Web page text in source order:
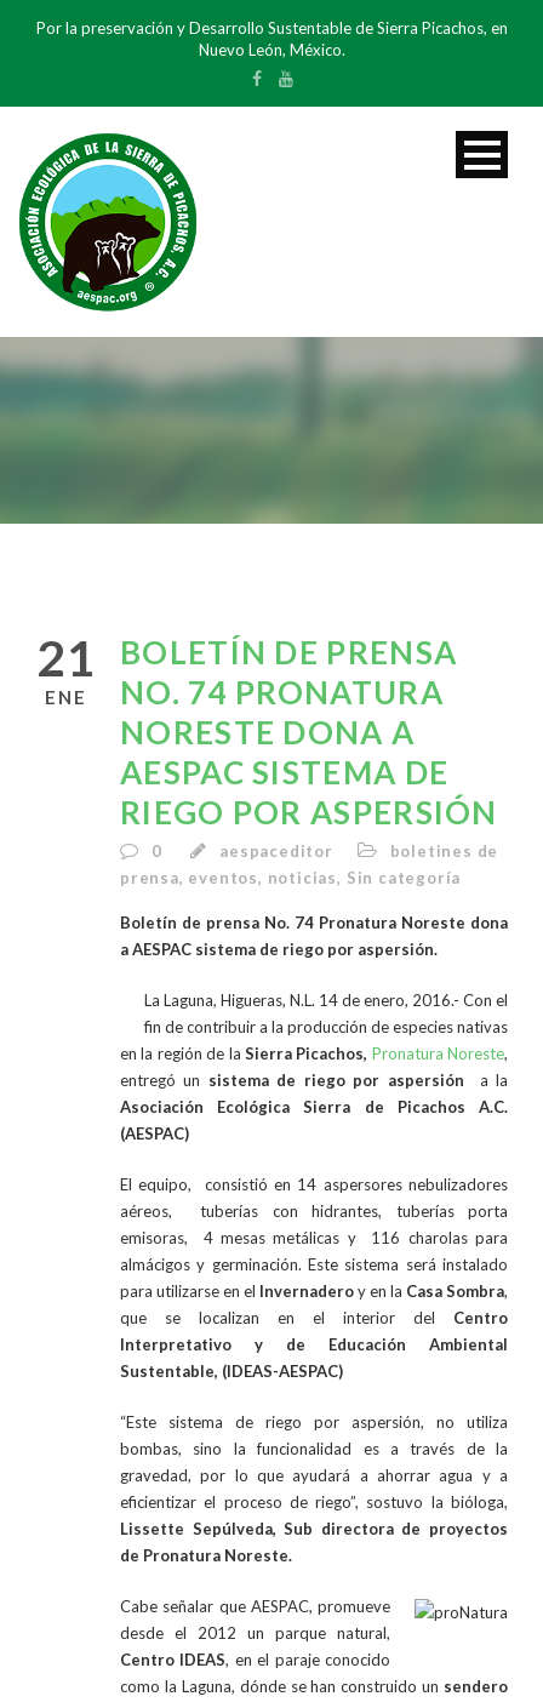
Por la preservación y Desarrollo Sustentable de Sierra Picachos, en
Nuevo León, México.
21
ENE
BOLETÍN DE PRENSA
NO. 74 PRONATURA
NORESTE DONA A
AESPAC SISTEMA DE
RIEGO POR ASPERSIÓN
0 aespaceditor
boletines de
prensa, eventos, noticias, Sin categoría
Boletín de prensa No. 74 Pronatura Noreste dona
a AESPAC sistema de riego por aspersión.
La Laguna, Higueras, N.L. 14 de enero, 2016.- Con el
fin de contribuir a la producción de especies nativas
en la región de la Sierra Picachos, Pronatura Noreste,
entregó un sistema de riego por aspersión a la
Asociación Ecológica Sierra de Picachos A.C.
(AESPAC)
El equipo, consistió en 14 aspersores nebulizadores
aéreos, tuberías con hidrantes, tuberías porta
emisoras, 4 mesas metálicas y 116 charolas para
almácigos y germinación. Este sistema será instalado
para utilizarse en el Invernaderoy en la Casa Sombra,
que se localizan en el interior del Centro
Interpretativo y de Educación Ambiental
Sustentable, (IDEAS-AESPAC)
“Este sistema de riego por aspersión, no utiliza
bombas, sino la funcionalidad es a través de la
gravedad, por lo que ayudará a ahorrar agua y a
eficientizar el proceso de riego”, sostuvo la bióloga,
Lissette Sepúlveda, Sub directora de proyectos
de Pronatura Noreste.
Cabe señalar que AESPAC, promueve
desde el 2012 un parque natural,
Centro IDEAS, en el paraje conocido
como la Laguna, dónde se han construido un sendero